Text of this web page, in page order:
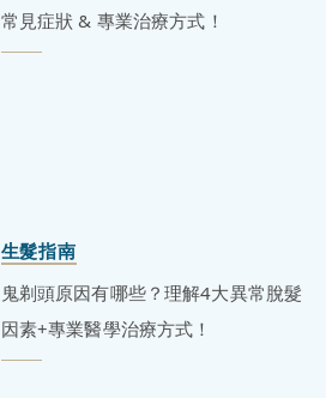
常見症狀 & 專業治療方式！
生髮指南
鬼剃頭原因有哪些？理解4大異常脫髮
因素+專業醫學治療方式！